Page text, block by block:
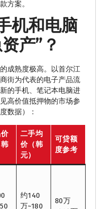
方案。
机和电脑
产”？
成熟度极高。以首尔江
街为代表的电子产品流
的手机、笔记本电脑进
高价值抵押物的市场参
数据）：
二手均
价（韩
元）
可贷额
度参考
约140
万~180
80万